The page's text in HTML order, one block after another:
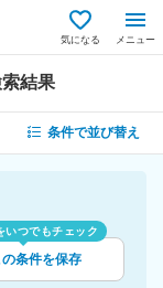
気になる メニュー
結果
条件で並び替え
いつでもチェック
の条件を保存